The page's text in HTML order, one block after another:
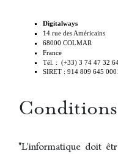
Digitalways
14 rue des Américains
68000 COLMAR
France
Tél. : (+33) 3 74 47 32
SIRET : 914 809 645
"L'informatique doit